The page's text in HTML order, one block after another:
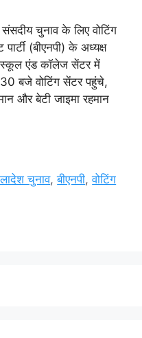
चुनाव के लिए वोटिंग
(बीएनपी) के अध्यक्ष
स्कूल एंड कॉलेज सेंटर में
बजे वोटिंग सेंटर पहुंचे,
और बेटी जाइमा रहमान
चुनाव,बीएनपी,वोटिंग